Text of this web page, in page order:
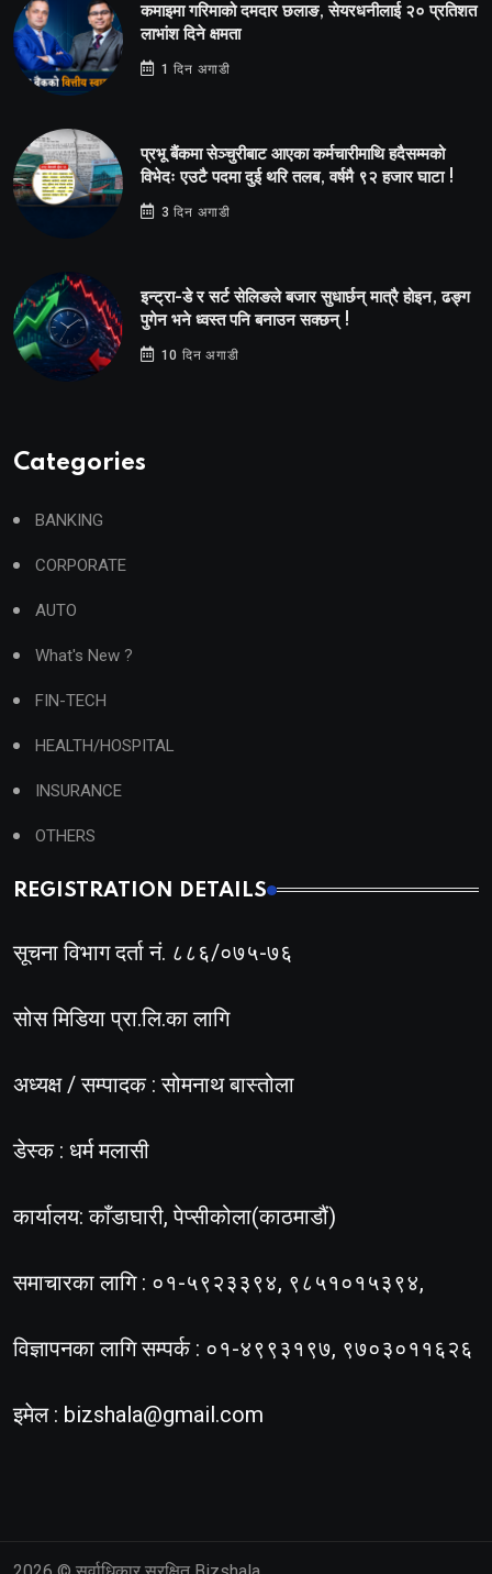
कमाइमा गरिमाको दमदार छलाङ, सेयरधनीलाई २० प्रतिशत
लाभांश दिने क्षमता
1 दिन अगाडी
प्रभू बैंकमा सेञ्चुरीबाट आएका कर्मचारीमाथि हदैसम्मको
विभेदः एउटै पदमा दुई थरि तलब, वर्षमै ९२ हजार घाटा !
3 दिन अगाडी
इन्ट्रा-डे र सर्ट सेलिङले बजार सुधार्छन् मात्रै होइन, ढङ्ग
पुगेन भने ध्वस्त पनि बनाउन सक्छन् !
10 दिन अगाडी
Categories
BANKING
CORPORATE
AUTO
What's New ?
FIN-TECH
HEALTH/HOSPITAL
INSURANCE
OTHERS
REGISTRATION DETAILS
सूचना विभाग दर्ता नं. ८८६/०७५-७६
सोस मिडिया प्रा.लि.का लागि
अध्यक्ष / सम्पादक : सोमनाथ बास्तोला
डेस्क : धर्म मलासी
कार्यालय: काँडाघारी, पेप्सीकोला(काठमाडौं)
समाचारका लागि : ०१-५९२३३९४, ९८५१०१५३९४,
विज्ञापनका लागि सम्पर्क : ०१-४९९३१९७, ९७०३०११६२६
इमेल : bizshala@gmail.com